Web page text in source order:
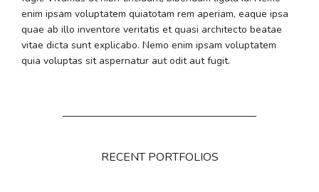
enim ipsam voluptatem quiatotam rem aperiam, eaque ipsa
quae ab illo inventore veritatis et quasi architecto beatae
vitae dicta sunt explicabo. Nemo enim ipsam voluptatem
quia voluptas sit aspernatur aut odit aut fugit.
RECENT PORTFOLIOS